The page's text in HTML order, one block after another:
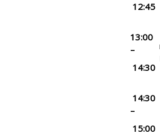
12:45
13:00
–
14:30
14:30
–
15:00